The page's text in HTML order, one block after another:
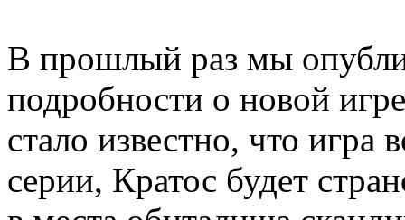
В прошлый раз мы
подробности о новой
стало известно, что игра
серии, Кратос будет